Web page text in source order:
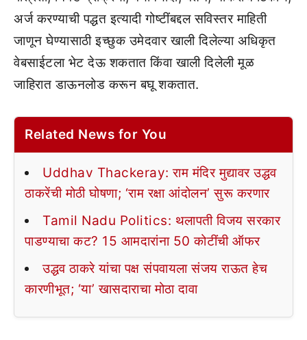
अर्ज करण्याची पद्धत इत्यादी गोष्टींबद्दल सविस्तर माहिती
जाणून घेण्यासाठी इच्छुक उमेदवार खाली दिलेल्या अधिकृत
वेबसाईटला भेट देऊ शकतात किंवा खाली दिलेली मूळ
जाहिरात डाऊनलोड करून बघू शकतात.
Related News for You
Uddhav Thackeray: राम मंदिर मुद्यावर उद्धव
ठाकरेंची मोठी घोषणा; ‘राम रक्षा आंदोलन’ सुरू करणार
Tamil Nadu Politics: थलापती विजय सरकार
पाडण्याचा कट? 15 आमदारांना 50 कोटींची ऑफर
उद्धव ठाकरे यांचा पक्ष संपवायला संजय राऊत हेच
कारणीभूत; ‘या’ खासदाराचा मोठा दावा